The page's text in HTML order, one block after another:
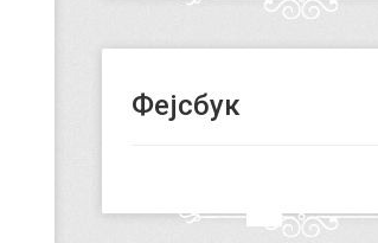
Фејсбук